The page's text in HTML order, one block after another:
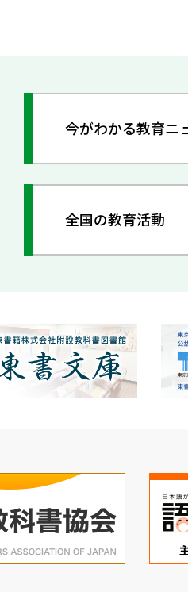
今がわかる教育ニ
全国の教育活動